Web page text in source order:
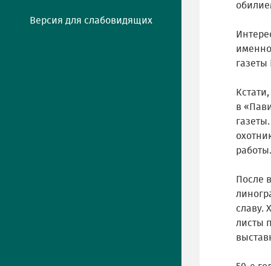
Версия для слабовидящих
газеты
в
работы.
После
славу.
листы